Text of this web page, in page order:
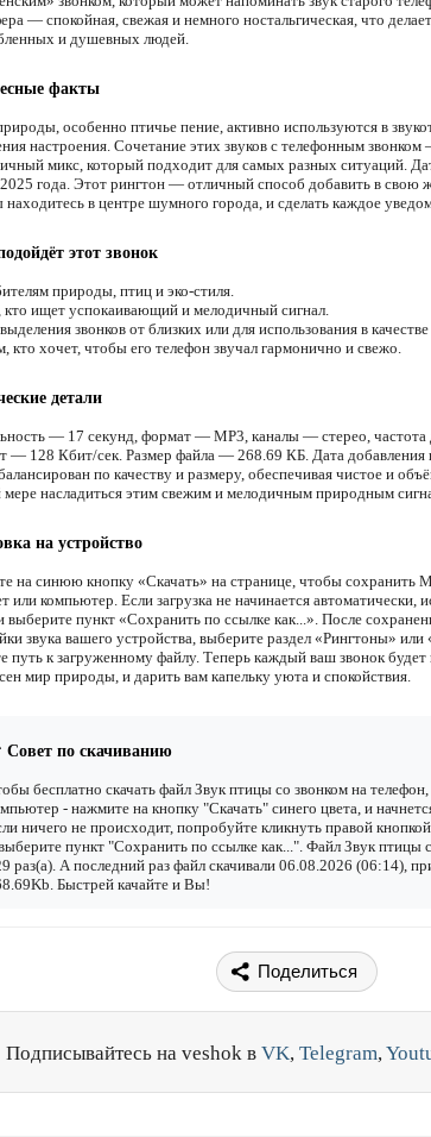
— спокойная, свежая и немного ностальгическая, что
и душевных людей.
факты
особенно птичье пение, активно используются в
настроения. Сочетание этих звуков с телефонным
микс, который подходит для самых разных ситуаций.
года. Этот рингтон — отличный способ добавить в свою
находитесь в центре шумного города, и сделать каждое
этот звонок
природы, птиц и эко-стиля.
ищет успокаивающий и мелодичный сигнал.
звонков от близких или для использования в
кто хочет, чтобы его телефон звучал гармонично и свежо.
детали
— 17 секунд, формат — MP3, каналы — стерео,
— 128 Кбит/сек. Размер файла — 268.69 КБ. Дата добавления
по качеству и размеру, обеспечивая чистое и
мере насладиться этим свежим и мелодичным природным
на устройство
на синюю кнопку «Скачать» на странице, чтобы сохранить
или компьютер. Если загрузка не начинается автоматически,
пункт «Сохранить по ссылке как...». После
звука вашего устройства, выберите раздел «Рингтоны»
путь к загруженному файлу. Теперь каждый ваш звонок будет
мир природы, и дарить вам капельку уюта и спокойствия.
Совет по скачиванию
бесплатно скачать файл Звук птицы со звонком на
- нажмите на кнопку "Скачать" синего цвета, и
ничего не происходит, попробуйте кликнуть правой
пункт "Сохранить по ссылке как...". Файл Звук птицы
раз(а). А последний раз файл скачивали 06.08.2026 (06:14),
Быстрей качайте и Вы!
Поделиться
Подписывайтесь на veshok в VK, Telegram,